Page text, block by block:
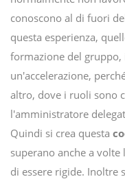
conoscono al di fuori
questa esperienza,
formazione del gruppo,
un'accelerazione,
altro, dove i ruoli sono
l'amministratore
Quindi si crea questa
superano anche a
di essere rigide. Inoltre